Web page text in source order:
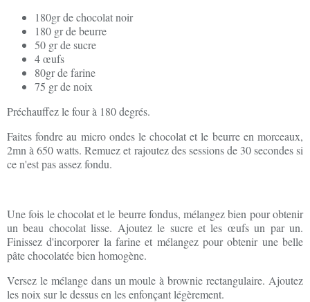
180gr de chocolat noir
180 gr de beurre
50 gr de sucre
4 œufs
80gr de farine
75 gr de noix
Préchauffez le four à 180 degrés.
Faites fondre au micro ondes le chocolat et le beurre en morceaux,
2mn à 650 watts. Remuez et rajoutez des sessions de 30 secondes si
ce n'est pas assez fondu.
Une fois le chocolat et le beurre fondus, mélangez bien pour obtenir
un beau chocolat lisse. Ajoutez le sucre et les œufs un par un.
Finissez d'incorporer la farine et mélangez pour obtenir une belle
pâte chocolatée bien homogène.
Versez le mélange dans un moule à brownie rectangulaire. Ajoutez
les noix sur le dessus en les enfonçant légèrement.